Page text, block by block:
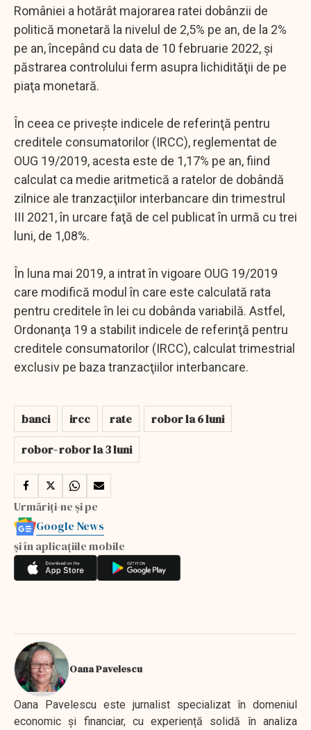
României a hotărât majorarea ratei dobânzii de
politică monetară la nivelul de 2,5% pe an, de la 2%
pe an, începând cu data de 10 februarie 2022, şi
păstrarea controlului ferm asupra lichidităţii de pe
piaţa monetară.
În ceea ce priveşte indicele de referinţă pentru
creditele consumatorilor (IRCC), reglementat de
OUG 19/2019, acesta este de 1,17% pe an, fiind
calculat ca medie aritmetică a ratelor de dobândă
zilnice ale tranzacţiilor interbancare din trimestrul
III 2021, în urcare faţă de cel publicat în urmă cu trei
luni, de 1,08%.
În luna mai 2019, a intrat în vigoare OUG 19/2019
care modifică modul în care este calculată rata
pentru creditele în lei cu dobânda variabilă. Astfel,
Ordonanţa 19 a stabilit indicele de referinţă pentru
creditele consumatorilor (IRCC), calculat trimestrial
exclusiv pe baza tranzacţiilor interbancare.
banci ircc rate
robor la 6 luni
robor- robor la 3 luni
Urmăriți-ne și pe
Google News
și în aplicațiile mobile
Oana Pavelescu
Oana Pavelescu este jurnalist specializat în domeniul
economic și financiar, cu experiență solidă în analiza